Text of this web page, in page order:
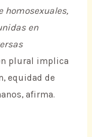
homosexuales,
en
plural implica
equidad de
afirma.